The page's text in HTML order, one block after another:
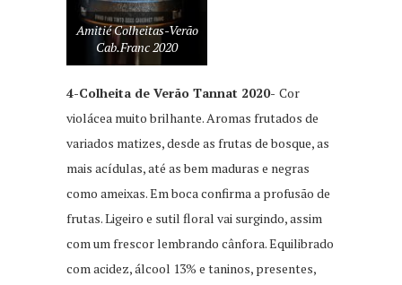
Amitié Colheitas-Verão
Cab.Franc 2020
4-Colheita de Verão Tannat 2020- Cor
violácea muito brilhante. Aromas frutados de
variados matizes, desde as frutas de bosque, as
mais acídulas, até as bem maduras e negras
como ameixas. Em boca confirma a profusão de
frutas. Ligeiro e sutil floral vai surgindo, assim
com um frescor lembrando cânfora. Equilibrado
com acidez, álcool 13% e taninos, presentes,